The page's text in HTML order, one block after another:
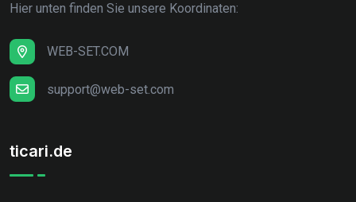
Hier unten finden Sie unsere Koordinaten:
WEB-SET.COM
support@web-set.com
ticari.de